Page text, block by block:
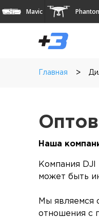
Mavic
Главная >
Наша
Компания
может быть
Мы являемся
отношения с